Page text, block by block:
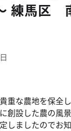
練馬区
重な農地を保全
創設した農の風
しましたのでお知